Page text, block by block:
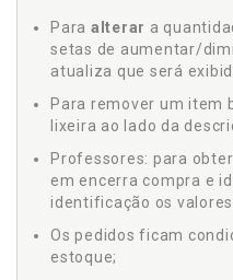
Para alterar a
setas de aumentar/
atualiza que será
Para remover um item
lixeira ao lado da
Professores: para
em encerra compra e
identificação os
Os pedidos ficam
estoque;